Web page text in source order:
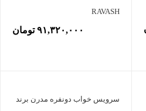
RAVASH
۹۱,۳۲۰,۰۰۰ تومان
سرویس خواب دونفره مدرن برند